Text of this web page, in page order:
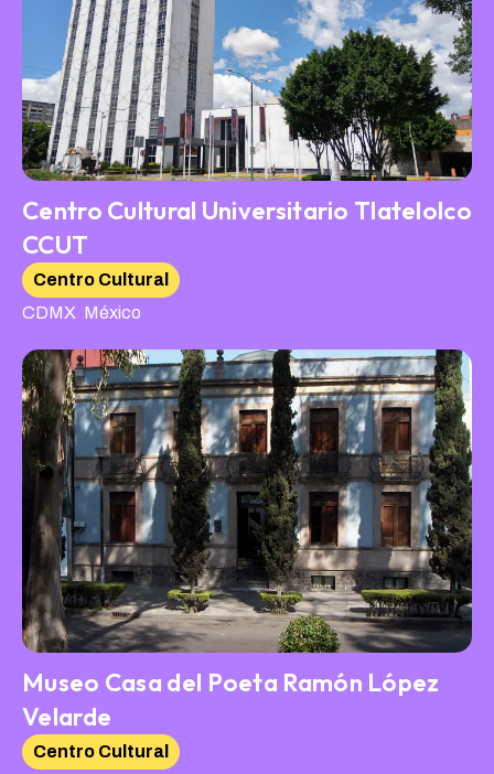
Centro Cultural Universitario Tlatelolco
CCUT
Centro Cultural
CDMX México
Museo Casa del Poeta Ramón López
Velarde
Centro Cultural